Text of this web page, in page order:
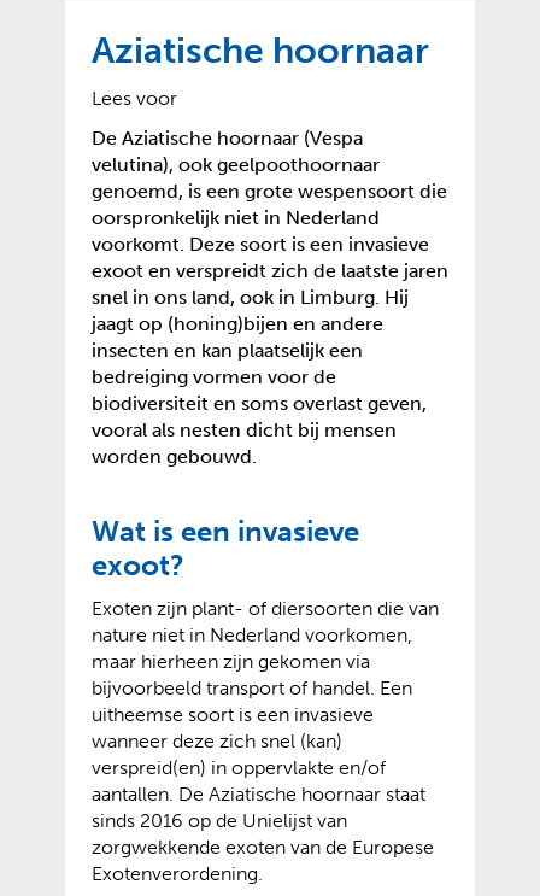
e
Aziatische hoornaar
Lees voor
De Aziatische hoornaar (Vespa
velutina), ook geelpoothoornaar
genoemd, is een grote wespensoort die
oorspronkelijk niet in Nederland
voorkomt. Deze soort is een invasieve
exoot en verspreidt zich de laatste jaren
snel in ons land, ook in Limburg. Hij
jaagt op (honing)bijen en andere
insecten en kan plaatselijk een
bedreiging vormen voor de
biodiversiteit en soms overlast geven,
vooral als nesten dicht bij mensen
worden gebouwd.
Wat is een invasieve
exoot?
Exoten zijn plant- of diersoorten die van
nature niet in Nederland voorkomen,
maar hierheen zijn gekomen via
bijvoorbeeld transport of handel. Een
uitheemse soort is een invasieve
wanneer deze zich snel (kan)
verspreid(en) in oppervlakte en/of
aantallen. De Aziatische hoornaar staat
sinds 2016 op de Unielijst van
zorgwekkende exoten van de Europese
Exotenverordening.